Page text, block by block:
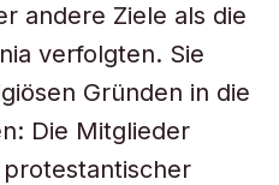
andere Ziele als die
verfolgten. Sie
Gründen in die
Die Mitglieder